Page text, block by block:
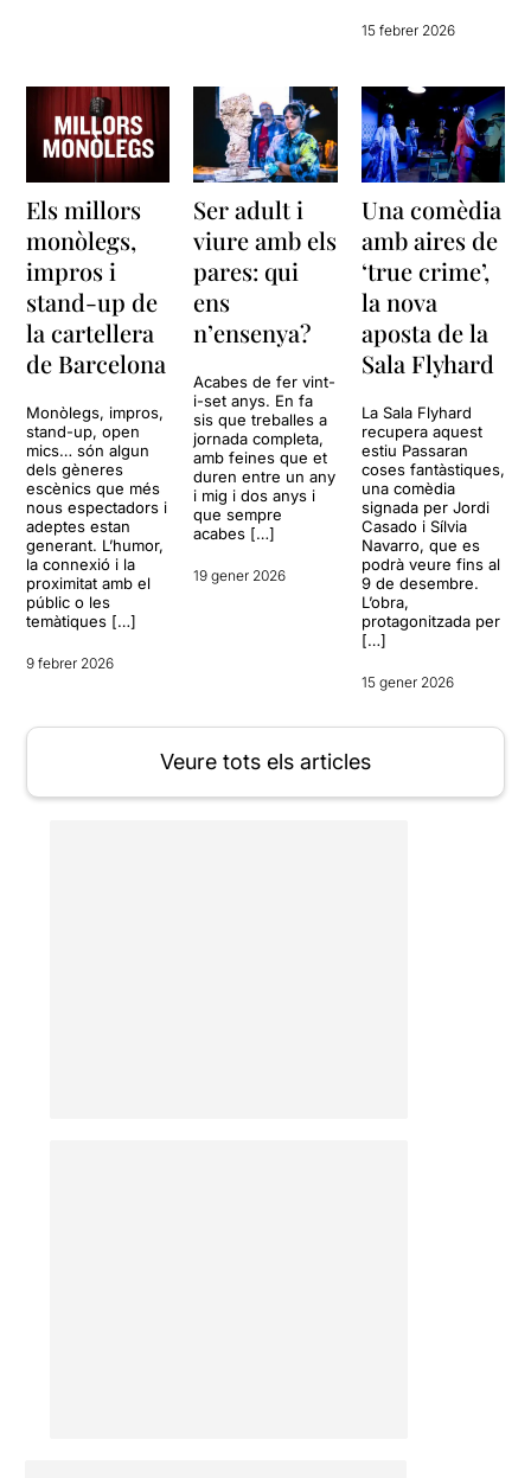
15 febrer 2026
Els millors
monòlegs,
impros i
stand-up de
la cartellera
de Barcelona
Monòlegs, impros,
stand-up, open
mics… són algun
dels gèneres
escènics que més
nous espectadors i
adeptes estan
generant. L’humor,
la connexió i la
proximitat amb el
públic o les
temàtiques […]
9 febrer 2026
Ser adult i
viure amb els
pares: qui
ens
n’ensenya?
Acabes de fer vint-
i-set anys. En fa
sis que treballes a
jornada completa,
amb feines que et
duren entre un any
i mig i dos anys i
que sempre
acabes […]
19 gener 2026
Una comèdia
amb aires de
‘true crime’,
la nova
aposta de la
Sala Flyhard
La Sala Flyhard
recupera aquest
estiu Passaran
coses fantàstiques,
una comèdia
signada per Jordi
Casado i Sílvia
Navarro, que es
podrà veure fins al
9 de desembre.
L’obra,
protagonitzada per
[…]
15 gener 2026
Veure tots els articles